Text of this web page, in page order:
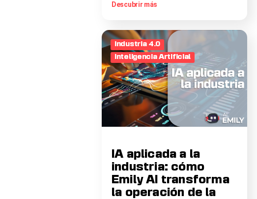
Descubrir más
Industria 4.0
Inteligencia Artificial
IA aplicada a la
industria: cómo
Emily AI transforma
la operación de la